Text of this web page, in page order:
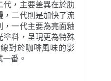
代，主要差異在於肋
，二代則是加快了流
，一代主要為亮面釉
塗料，呈現更為特殊
對於咖啡風味的影
番。